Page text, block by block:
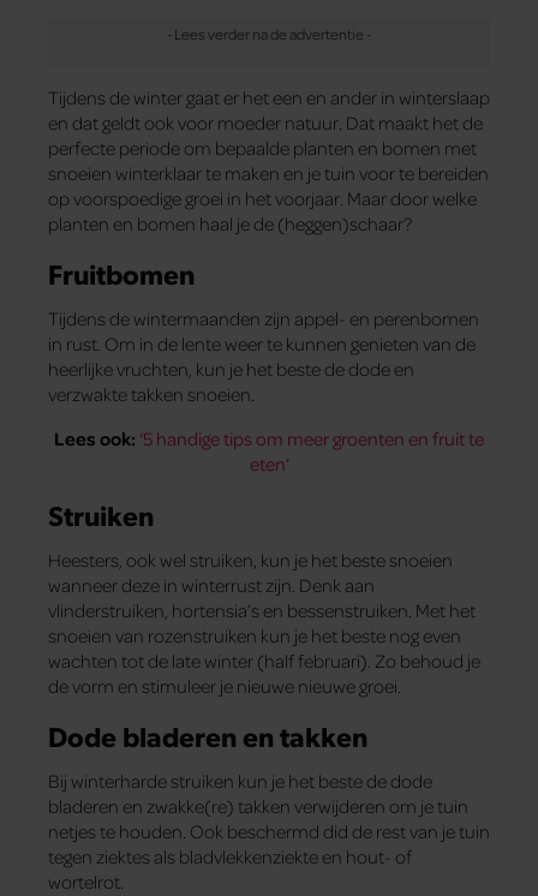
Tijdens de winter gaat er het een en ander in winterslaap
en dat geldt ook voor moeder natuur. Dat maakt het de
perfecte periode om bepaalde planten en bomen met
snoeien winterklaar te maken en je tuin voor te bereiden
op voorspoedige groei in het voorjaar. Maar door welke
planten en bomen haal je de (heggen)schaar?
Fruitbomen
Tijdens de wintermaanden zijn appel- en perenbomen
in rust. Om in de lente weer te kunnen genieten van de
heerlijke vruchten, kun je het beste de dode en
verzwakte takken snoeien.
Lees ook: ‘5 handige tips om meer groenten en fruit te
eten’
Struiken
Heesters, ook wel struiken, kun je het beste snoeien
wanneer deze in winterrust zijn. Denk aan
vlinderstruiken, hortensia’s en bessenstruiken. Met het
snoeien van rozenstruiken kun je het beste nog even
wachten tot de late winter (half februari). Zo behoud je
de vorm en stimuleer je nieuwe nieuwe groei.
Dode bladeren en takken
Bij winterharde struiken kun je het beste de dode
bladeren en zwakke(re) takken verwijderen om je tuin
netjes te houden. Ook beschermd did de rest van je tuin
tegen ziektes als bladvlekkenziekte en hout- of
wortelrot.